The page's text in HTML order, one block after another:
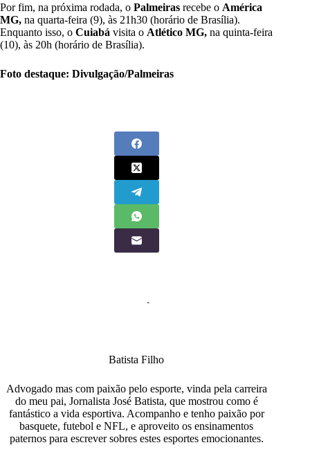
Por fim, na próxima rodada, o Palmeiras recebe o América
MG, na quarta-feira (9), às 21h30 (horário de Brasília).
Enquanto isso, o Cuiabá visita o Atlético MG, na quinta-feira
(10), às 20h (horário de Brasília).
Foto destaque: Divulgação/Palmeiras
Batista Filho
Advogado mas com paixão pelo esporte, vinda pela carreira
do meu pai, Jornalista José Batista, que mostrou como é
fantástico a vida esportiva. Acompanho e tenho paixão por
basquete, futebol e NFL, e aproveito os ensinamentos
paternos para escrever sobres estes esportes emocionantes.